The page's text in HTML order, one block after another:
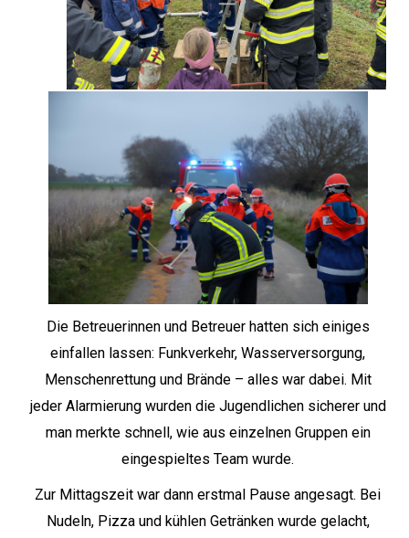
Die Betreuerinnen und Betreuer hatten sich einiges
einfallen lassen: Funkverkehr, Wasserversorgung,
Menschenrettung und Brände – alles war dabei. Mit
jeder Alarmierung wurden die Jugendlichen sicherer und
man merkte schnell, wie aus einzelnen Gruppen ein
eingespieltes Team wurde.
Zur Mittagszeit war dann erstmal Pause angesagt. Bei
Nudeln, Pizza und kühlen Getränken wurde gelacht,